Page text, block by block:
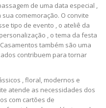
de uma data especial ,
comemoração. O convite
tipo de evento , o ateliê da
, o tema da festa
também são uma
contribuem para tornar
, floral, modernos e
atende as necessidades dos
com cartões de